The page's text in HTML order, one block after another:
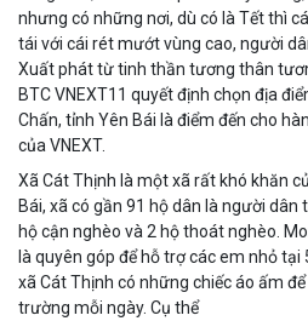
nhưng có những nơi, dù có là Tết thì
tái với cái rét mướt vùng cao, người
Xuất phát từ tinh thần tương thân
BTC VNEXT11 quyết định chọn địa
Chấn, tỉnh Yên Bái là điểm đến cho
của VNEXT.
Xã Cát Thịnh là một xã rất khó khăn
Bái, xã có gần 91 hộ dân là người dân
hộ cận nghèo và 2 hộ thoát nghèo.
là quyên góp để hỗ trợ các em nhỏ
xã Cát Thịnh có những chiếc áo ấm
trường mỗi ngày. Cụ thể